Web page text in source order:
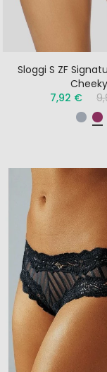
Sloggi S ZF
Cheeky
7,92 €